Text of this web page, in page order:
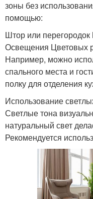
зоны без
помощью:
Штор или
Освещения Цветовых
Например, можно
спального места и
полку для отделения
Использование
Светлые тона
натуральный свет
Рекомендуется